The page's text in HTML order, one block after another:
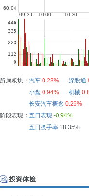
所属板块： 汽车 0.23% 深股通
小盘 0.94% 机械
长安汽车概念 0.26%
阶段表现： 五日表现 -0.94%
五日换手率18.35%
投资体检